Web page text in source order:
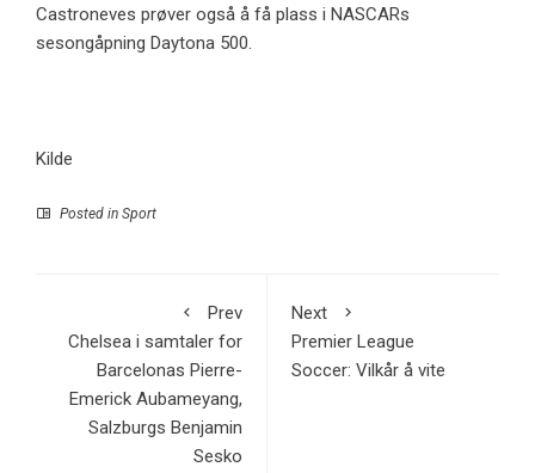
Castroneves prøver også å få plass i NASCARs
sesongåpning Daytona 500.
Kilde
Posted in Sport
Prev
Chelsea i samtaler for
Barcelonas Pierre-
Emerick Aubameyang,
Salzburgs Benjamin
Sesko
Next
Premier League
Soccer: Vilkår å vite